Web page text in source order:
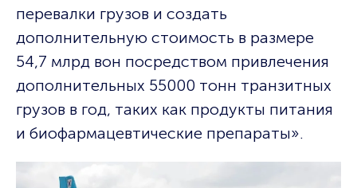
перевалки грузов и создать
дополнительную стоимость в размере
54,7 млрд вон посредством привлечения
дополнительных 55000 тонн транзитных
грузов в год, таких как продукты питания
и биофармацевтические препараты».